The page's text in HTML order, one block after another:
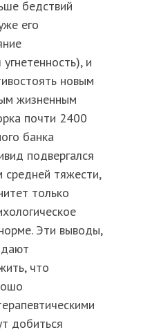
бедствий
его
и
новым
жизненным
почти 2400
банка
подвергался
средней тяжести,
только
Эти выводы,
что
добиться